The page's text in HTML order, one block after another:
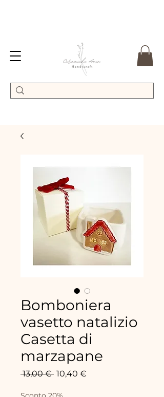
Bomboniera
vasetto natalizio
Casetta di
marzapane
13,00 € Standardpreis
10,40 €